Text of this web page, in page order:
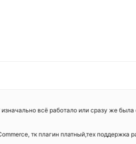
всё работало или сразу же
тк плагин платный,тех поддержка